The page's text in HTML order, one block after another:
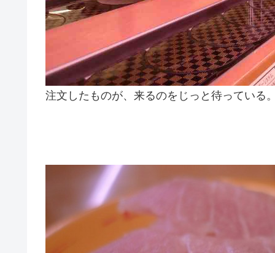
注文したものが、来るのをじっと待っている